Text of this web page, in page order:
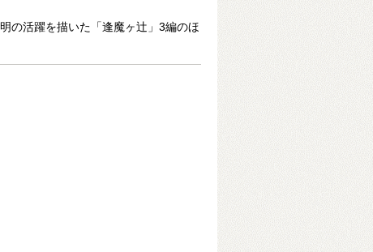
の活躍を描いた「逢魔ヶ辻」3編のほ